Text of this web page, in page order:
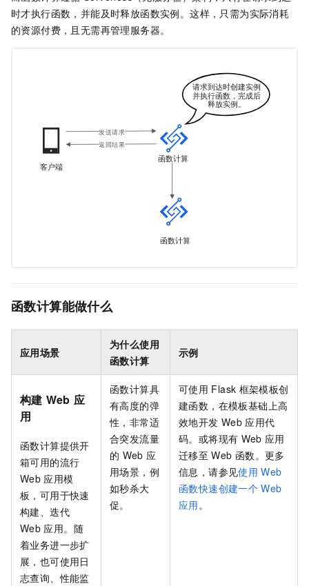
时才执行函数，并能及时释放函数实例。这样，只需为实际消耗
的资源付费，且无需再管理服务器。
函数计算能做什么
应用场景
为什么使用
函数计算
示例
构建 Web 应
用
函数计算提供开
箱可用的流行
Web 应用模
板，可用于快速
构建、迭代
Web 应用。随
着业务进一步扩
展，也可使用日
志查询、性能监
函数计算具
有高度的弹
性，非常适
合突发流量
的 Web 应
用场景，例
如秒杀大
促。
可使用 Flask 框架模板创
建函数，在模板基础上高
效地开发 Web 应用代
码。或将现有 Web 应用
迁移至 Web 函数。更多
信息，请参见使用 Web
函数快速创建一个 Web
应用。